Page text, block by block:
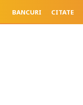
BANCURI CITATE